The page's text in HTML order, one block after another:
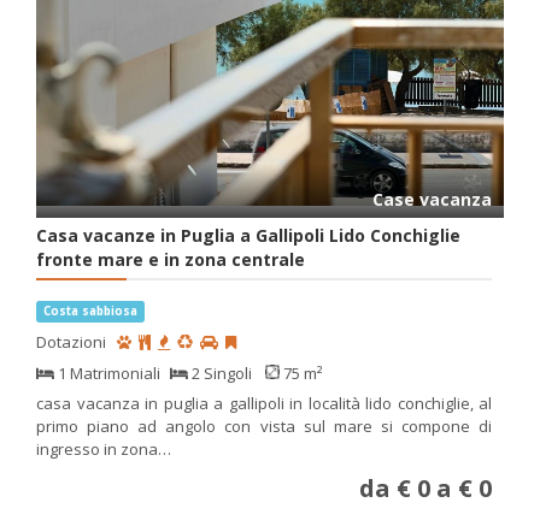
Case vacanza
Casa vacanze in Puglia a Gallipoli Lido Conchiglie
fronte mare e in zona centrale
Costa sabbiosa
Dotazioni
1 Matrimoniali
2 Singoli
75 m²
casa vacanza in puglia a gallipoli in località lido conchiglie, al
primo piano ad angolo con vista sul mare si compone di
ingresso in zona…
da € 0 a € 0